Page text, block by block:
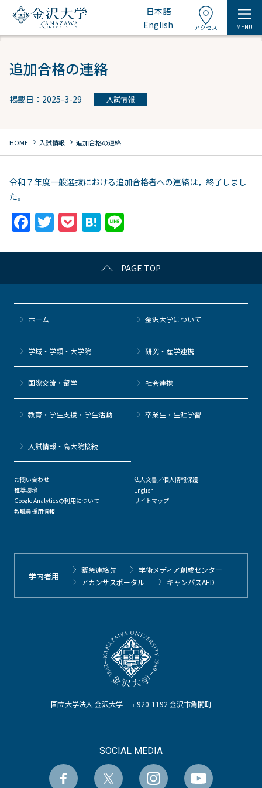
日本語
English
アクセス MENU
追加合格の連絡
掲載日：2025-3-29 入試情報
HOME chevron_right 入試情報 chevron_right 追加合格の連絡
令和７年度一般選抜における追加合格者への連絡は，終了しまし
た。
F
c
e
b
o
o
k
T
itt
er
P
c
k
et
H
e
n
a
e
PAGE TOP
国立大学法人 金沢大学 〒920-1192 金沢市角間町
SOCIAL MEDIA
ホーム 金沢大学について
学域・学類・大学院 研究・産学連携
国際交流・留学 社会連携
教育・学生支援・学生活動 卒業生・生涯学習
⼊試情報・高大院接続
お問い合わせ
推奨環境
Google Analyticsの利用について
教職員採用情報
法人文書／個人情報保護
English
サイトマップ
学内者用
緊急連絡先
学術メディア創成センター
アカンサスポータル
キャンパスAED